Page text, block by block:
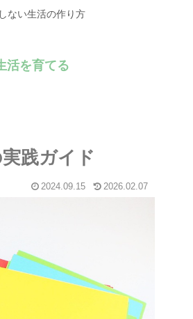
ない生活の作り方
活を育てる
践ガイド
2024.09.15 2026.02.07